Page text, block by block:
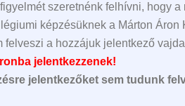
figyelmét szeretnénk felhívni, hogy a
képzésüknek a Márton
a hozzájuk jelentkező
jelentkezzenek!
jelentkezőket sem tudunk